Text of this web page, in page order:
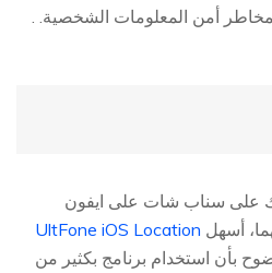
أمن المعلومات الشخصية. .
على سناب شات على ايفون
أسهل UltFone iOS Location
بأن استخدام برنامج بكثير من